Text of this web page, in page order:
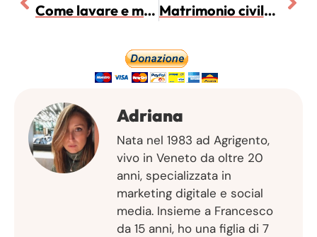
Come lavare e mantenere i pannolini lavabili Matrimonio civile o religioso? I pro e contro di entrambe le opzioni
Adriana
Nata nel 1983 ad Agrigento,
vivo in Veneto da oltre 20
anni, specializzata in
marketing digitale e social
media. Insieme a Francesco
da 15 anni, ho una figlia di 7